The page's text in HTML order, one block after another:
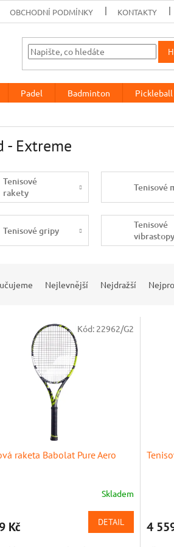
OBCHODNÍ PODMÍNKY KONTAKTY
Padel Badminton Pickleball
- Extreme
Tenisové
rakety
Tenisové
Tenisové gripy
Tenisové
vibrastopy
Nejlevnější Nejdražší
raketa Babolat Pure Aero
Skladem
Kč DETAIL
Kód: 22962/G2
4